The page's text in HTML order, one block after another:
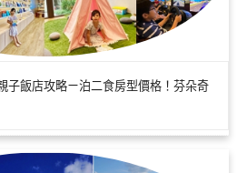
子飯店攻略ㄧ泊二食房型價格！芬朵奇